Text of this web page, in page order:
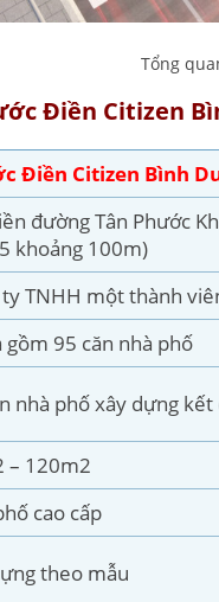
Tổng
Điền Citizen
Điền Citizen Bình
đường Tân Phước
khoảng 100m)
TNHH một thành
gồm 95 căn nhà phố
nhà phố xây dựng
– 120m2
cao cấp
theo mẫu